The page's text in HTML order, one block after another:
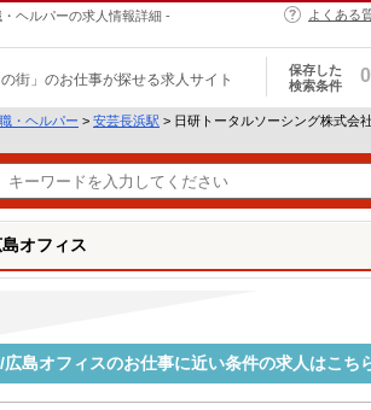
ヘルパーの求人情報詳細 -
よくある
の街」のお仕事が探せる求人サイト
保存した
検索条件
0
・ヘルパー > 安芸長浜駅 > 日研トータルソーシング株式会
オフィス
島オフィスのお仕事に近い条件の求人はこち